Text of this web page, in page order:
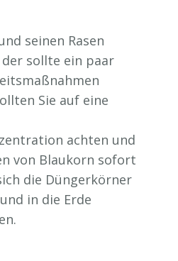
seinen Rasen
sollte ein paar
Sie auf eine
achten und
von Blaukorn sofort
die Düngerkörner
in die Erde